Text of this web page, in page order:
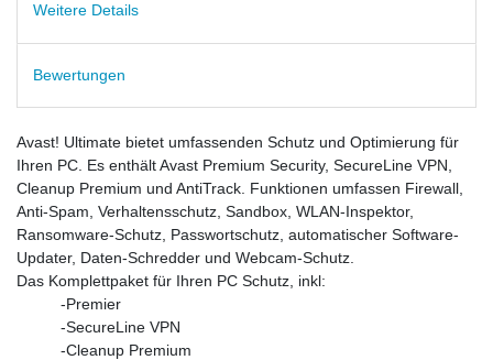
Weitere Details
Bewertungen
Avast! Ultimate bietet umfassenden Schutz und Optimierung für
Ihren PC. Es enthält Avast Premium Security, SecureLine VPN,
Cleanup Premium und AntiTrack. Funktionen umfassen Firewall,
Anti-Spam, Verhaltensschutz, Sandbox, WLAN-Inspektor,
Ransomware-Schutz, Passwortschutz, automatischer Software-
Updater, Daten-Schredder und Webcam-Schutz.
Das Komplettpaket für Ihren PC Schutz, inkl:
-Premier
-SecureLine VPN
-Cleanup Premium